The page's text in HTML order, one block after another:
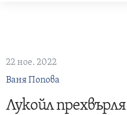
22 ное. 2022
Ваня Попова
Лукойл